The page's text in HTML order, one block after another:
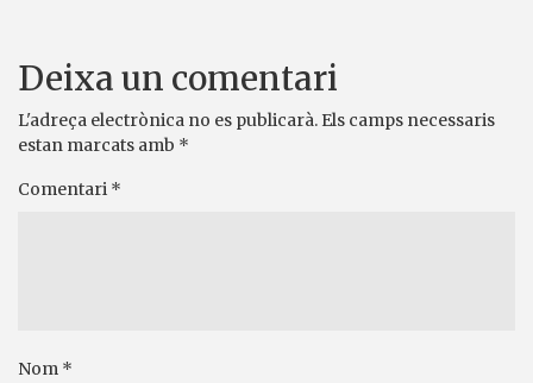
Deixa un comentari
L'adreça electrònica no es publicarà. Els camps necessaris
estan marcats amb *
Comentari *
Nom *